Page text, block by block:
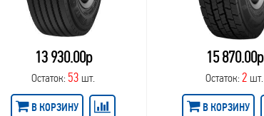
13 930.00р
Остаток: 53 шт.
В КОРЗИНУ
15 870.00р
Остаток:2 шт.
В КОРЗИНУ